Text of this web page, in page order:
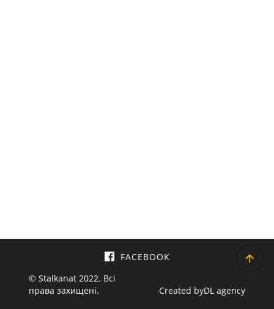
© Stalkanat 2022. Всі
права захищені.
FACEBOOK
Created byDL agency